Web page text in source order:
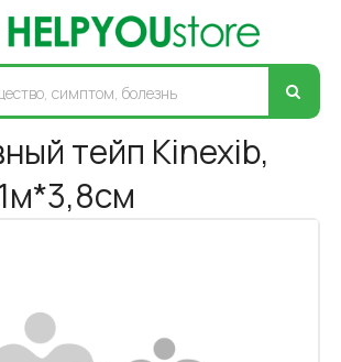
тейп Kinexib,